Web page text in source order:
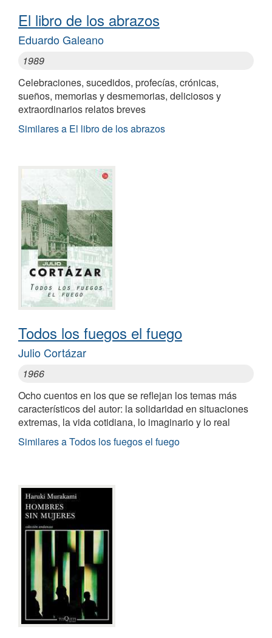
El libro de los abrazos
Eduardo Galeano
1989
Celebraciones, sucedidos, profecías, crónicas,
sueños, memorias y desmemorias, deliciosos y
extraordinarios relatos breves
Similares a El libro de los abrazos
Todos los fuegos el fuego
Julio Cortázar
1966
Ocho cuentos en los que se reflejan los temas más
característicos del autor: la solidaridad en situaciones
extremas, la vida cotidiana, lo imaginario y lo real
Similares a Todos los fuegos el fuego